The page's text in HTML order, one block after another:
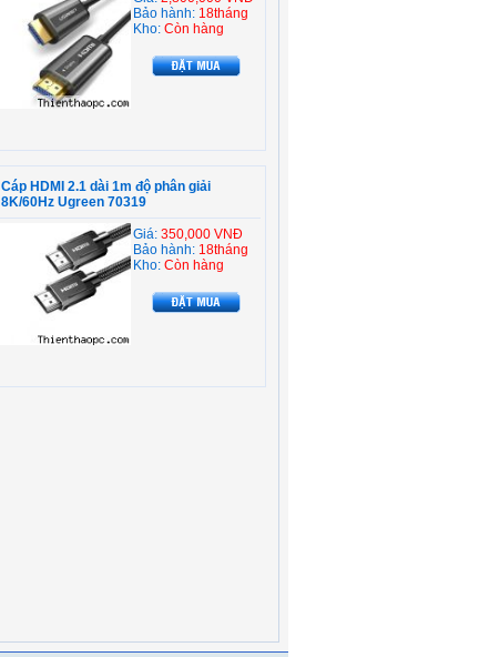
Bảo hành: 18tháng
Kho: Còn hàng
Cáp HDMI 2.1 dài 1m độ phân giải
8K/60Hz Ugreen 70319
Giá: 350,000 VNĐ
Bảo hành: 18tháng
Kho: Còn hàng